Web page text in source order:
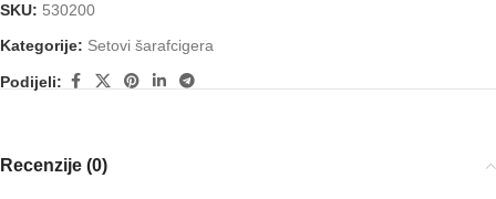
SKU: 530200
Kategorije: Setovi šarafcigera
Podijeli:
Recenzije (0)